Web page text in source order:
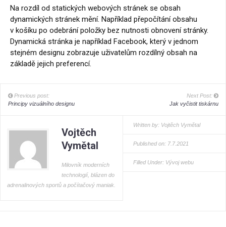
Na rozdíl od statických webových stránek se obsah
dynamických stránek mění. Například přepočítání obsahu
v košíku po odebrání položky bez nutnosti obnovení stránky.
Dynamická stránka je například Facebook, který v jednom
stejném designu zobrazuje uživatelům rozdílný obsah na
základě jejich preferencí.
Previous post:
Principy vizuálního designu
Next Post:
Jak vyčistit tiskárnu
Vojtěch
Vymětal
Milovník moderních
technologií, blázen do
adrenalinových sportů a počítačový maniak.
Written by: Vojtěch Vymětal
Published on: 7.7.2021
Filled Under: Vývoj webu